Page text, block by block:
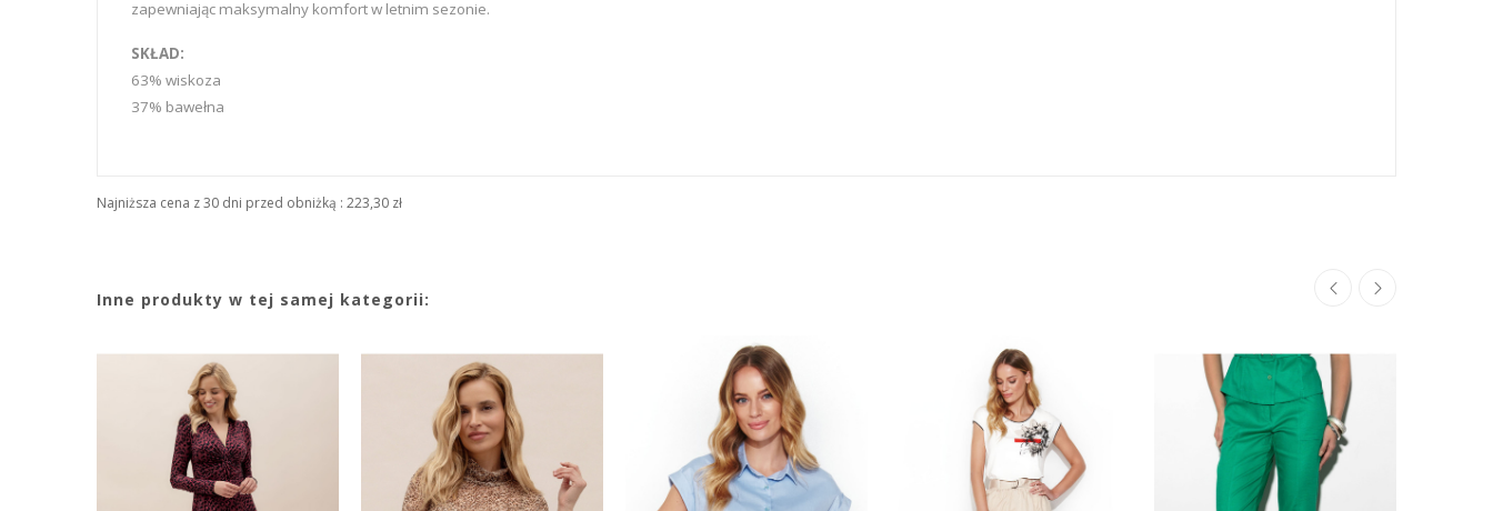
zapewniając maksymalny komfort w letnim sezonie.
SKŁAD:
63% wiskoza
37% bawełna
Najniższa cena z 30 dni przed obniżką : 223,30 zł
Inne produkty w tej samej kategorii: